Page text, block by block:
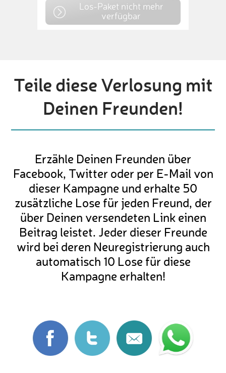
Los-Paket nicht mehr
verfügbar
Teile diese Verlosung mit
Deinen Freunden!
Erzähle Deinen Freunden über
Facebook, Twitter oder per E-Mail von
dieser Kampagne und erhalte 50
zusätzliche Lose für jeden Freund, der
über Deinen versendeten Link einen
Beitrag leistet. Jeder dieser Freunde
wird bei deren Neuregistrierung auch
automatisch 10 Lose für diese
Kampagne erhalten!